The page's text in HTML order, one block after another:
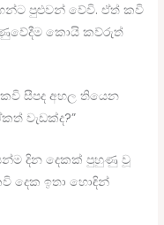
පුළුවන් වේවි. ඒත් කවි
කොයි කව්රුත්
සීපද අහල තියෙන
වැඩක්ද?”
දින දෙකක් පුහුණු වූ
දෙක ඉතා හොඳින්